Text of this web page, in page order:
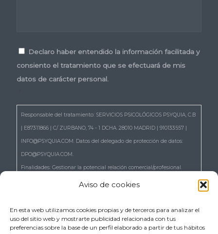
Aviso de cookies
En esta web utilizamos cookies propias y de terceros para analizar el
uso del sitio web y mostrarte publicidad relacionada con tus
preferencias sobre la base de un perfil elaborado a partir de tus hábitos
Declaro haber entendido la información facilitada y
consiento el tratamiento que se efectuará de mis
datos de carácter personal.
Responsable del tratamiento: SERVICIOS PSICOLÓGICOS PSYQUIA, C.B
| E87311866 | C/ ZURBANO, 74 - 1 DCHA. 28010 MADRID | 910133557 |
INFO@PSYQUIA.COM. Datos del delegado de protección de datos:
DPO@PSYQUIA.COM.
Finalidades: Gestionar la potencial relación comercial/profesional.
22 del RGPD, de acceso, rectificación, supresión, portabilidad,